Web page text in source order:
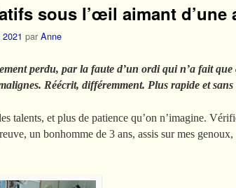
sous l’œil aimant d’une
par Anne
perdu, par la faute d’un ordi qui n’a fait que
Réécrit, différemment. Plus rapide et
talents, et plus de patience qu’on n’imagine.
un bonhomme de 3 ans, assis sur mes